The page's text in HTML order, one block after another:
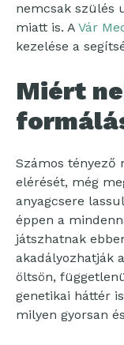
nemcsak szülés
miatt is. A Vár
kezelése a
Miért
Számos tényező
elérését, még
anyagcsere
éppen a
játszhatnak
akadályozhatják
öltsön,
genetikai háttér
milyen gyorsan